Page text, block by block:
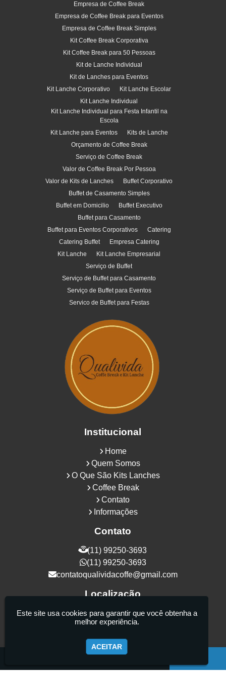
Empresa de Coffee Break
Empresa de Coffee Break para Eventos
Empresa de Coffee Break Simples
Kit Coffee Break Corporativa
Kit Coffee Break para 50 Pessoas
Kit de Lanche Individual
Kit de Lanches para Eventos
Kit Lanche Corporativo
Kit Lanche Escolar
Kit Lanche Individual
Kit Lanche Individual para Festa Infantil na
Escola
Kit Lanche para Eventos
Kits de Lanche
Orçamento de Coffee Break
Serviço de Coffee Break
Valor de Coffee Break Por Pessoa
Valor de Kits de Lanches
Buffet Corporativo
Buffet de Casamento Simples
Buffet em Domicilio
Buffet Executivo
Buffet para Casamento
Buffet para Eventos Corporativos
Catering
Catering Buffet
Empresa Catering
Kit Lanche
Kit Lanche Empresarial
Serviço de Buffet
Serviço de Buffet para Casamento
Serviço de Buffet para Eventos
Servico de Buffet para Festas
Institucional
Home
Quem Somos
O Que São Kits Lanches
Coffee Break
Contato
Informações
Contato
(11) 99250-3693
(11) 99250-3693
contatoqualividacoffe@gmail.com
Localização
Rua Samurais, 27 - Vila Maria Alta - São
Paulo / SP - CEP: 02130-080
Este site usa cookies para garantir que você obtenha a
melhor experiência.
ACEITAR